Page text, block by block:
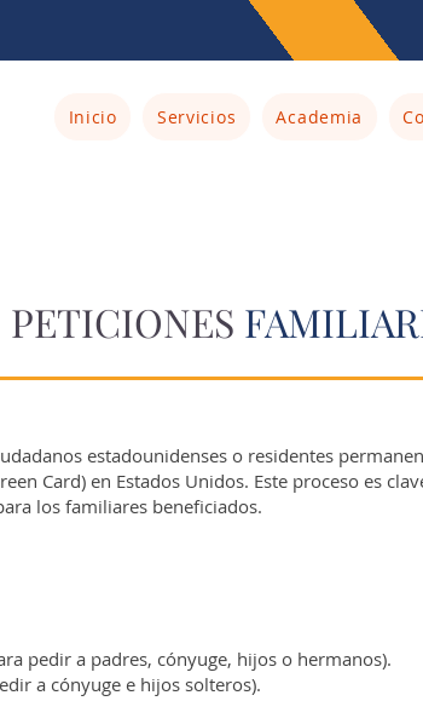
Inicio Servicios Academia
PETICIONES
estadounidenses o residentes
Card) en Estados Unidos. Este proceso es
los familiares beneficiados.
pedir a padres, cónyuge, hijos o hermanos).
a cónyuge e hijos solteros).